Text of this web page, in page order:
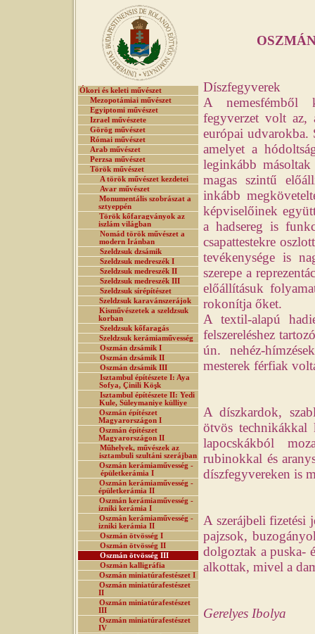
Ókori és keleti művészet
Mezopotámiai művészet
Egyiptomi művészet
Izrael művészete
Görög művészet
Római művészet
Arab művészet
Perzsa művészet
Török művészet
A török művészet kezdetei
Avar művészet
Monumentális szobrászat a
sztyeppén
Török kőfaragványok az
iszlám világban
Nomád török művészet a
modern Iránban
Szeldzsuk dzsámik
Szeldzsuk medreszék I
Szeldzsuk medreszék II
Szeldzsuk medreszék III
Szeldzsuk sírépítészet
Szeldzsuk karavánszerájok
Kisművészetek a szeldzsuk
korban
Szeldzsuk kőfaragás
Szeldzsuk kerámiaművesség
Oszmán dzsámik I
Oszmán dzsámik II
Oszmán dzsámik III
Isztambul építészete I: Aya
Sofya, Çinili Köşk
Isztambul építészete II: Yedi
Kule, Süleymaniye külliye
Oszmán építészet
Magyarországon I
Oszmán építészet
Magyarországon II
Műhelyek, művészek az
isztambuli szultáni szerájban
Oszmán kerámiaművesség -
épületkerámia I
Oszmán kerámiaművesség -
épületkerámia II
Oszmán kerámiaművesség -
izniki kerámia I
Oszmán kerámiaművesség -
izniki kerámia II
Oszmán ötvösség I
Oszmán ötvösség II
Oszmán ötvösség III
Oszmán kalligráfia
Oszmán miniatúrafestészet I
Oszmán miniatúrafestészet
II
Oszmán miniatúrafestészet
III
Oszmán miniatúrafestészet
IV
Díszfegyverek
A nemesfémből
fegyverzet volt az,
európai udvarokba.
amelyet a
leginkább
magas szintű
inkább
képviselőinek
a hadsereg is
csapattestekre
tevékenysége is
szerepe a
előállításuk
rokonítja őket.
A textil-alapú
felszereléshez
ún. nehéz-
mesterek férfiak
A díszkardok,
ötvös technikákkal
lapocskákból
rubinokkal és
díszfegyvereken is
A szerájbeli
pajzsok,
dolgoztak a puska-
alkottak, mivel a
Gerelyes Ibolya